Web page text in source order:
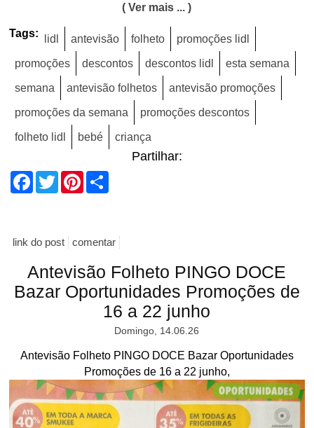
( Ver mais ... )
Tags: lidl antevisão folheto promoções lidl
promoções descontos descontos lidl esta semana
semana antevisão folhetos antevisão promoções
promoções da semana promoções descontos
folheto lidl bebé criança
Partilhar:
Facebook
TwitterPinterest
link do post comentar
Antevisão Folheto PINGO DOCE
Bazar Oportunidades Promoções de
16 a 22 junho
Domingo, 14.06.26
Antevisão Folheto PINGO DOCE Bazar Oportunidades
Promoções de 16 a 22 junho,